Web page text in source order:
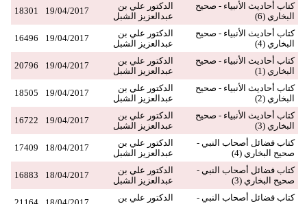
كتاب أحاديث الأنبياء - صحيح
البخاري (6)
الدكتور علي بن
عبدالعزيز الشبل
19/04/2017
18301
كتاب أحاديث الأنبياء - صحيح
البخاري (4)
الدكتور علي بن
عبدالعزيز الشبل
19/04/2017
16496
كتاب أحاديث الأنبياء - صحيح
البخاري (1)
الدكتور علي بن
عبدالعزيز الشبل
19/04/2017
20796
كتاب أحاديث الأنبياء - صحيح
البخاري (2)
الدكتور علي بن
عبدالعزيز الشبل
19/04/2017
18505
كتاب أحاديث الأنبياء - صحيح
البخاري (3)
الدكتور علي بن
عبدالعزيز الشبل
19/04/2017
16722
كتاب فضائل أصحاب النبي -
صحيح البخاري (4)
الدكتور علي بن
عبدالعزيز الشبل
18/04/2017
17409
كتاب فضائل أصحاب النبي -
صحيح البخاري (3)
الدكتور علي بن
عبدالعزيز الشبل
18/04/2017
16883
كتاب فضائل أصحاب النبي -
الدكتور علي بن